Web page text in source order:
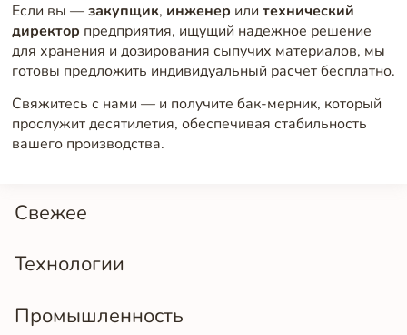
Свежее
Технологии
Промышленность
Если вы —закупщик, инженер или технический
директор предприятия, ищущий надежное решение
для хранения и дозирования сыпучих материалов, мы
готовы предложить индивидуальный расчет бесплатно.
Свяжитесь с нами — и получите бак-мерник, который
прослужит десятилетия, обеспечивая стабильность
вашего производства.